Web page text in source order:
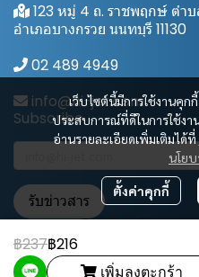
฿237฿216
เพิ่มลงตะกร้า
เว็บไซต์นี้มีการใช้งานคุ
ประสบการณ์ที่ดีในการใช้งา
อ่านรายละเอียดเพิ่มเติมได้ที่
นโย
ตั้งค่าคุกกี้
123 หมู่ 4 ถ. ราชพฤกษ์ ตำ
อำเภอบางกรวย นนทบุรี 11130
02 489 4949
info@hi-jet.com
Subscribe
รับข่าวสาร